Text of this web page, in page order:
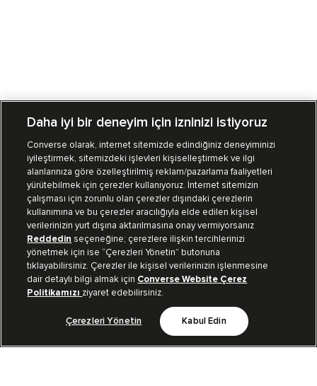
Mağazalarımız Sipariş Takibi
Müşteri İlişkileri
Koleksiyon
Kurumsal
Bizi Takip Et
Daha iyi bir deneyim için izninizi istiyoruz
Converse olarak, internet sitemizde edindiğiniz deneyiminizi
iyileştirmek, sitemizdeki işlevleri kişiselleştirmek ve ilgi
alanlarınıza göre özelleştirilmiş reklam/pazarlama faaliyetleri
yürütebilmek için çerezler kullanıyoruz. İnternet sitemizin
çalışması için zorunlu olan çerezler dışındaki çerezlerin
kullanımına ve bu çerezler aracılığıyla elde edilen kişisel
verilerinizin yurt dışına aktarılmasına onay vermiyorsanız
Reddedin seçeneğine; çerezlere ilişkin tercihlerinizi
yönetmek için ise “Çerezleri Yönetin” butonuna
tıklayabilirsiniz. Çerezler ile kişisel verilerinizin işlenmesine
dair detaylı bilgi almak için Converse Website Çerez
Politikamızı ziyaret edebilirsiniz.
Çerezleri Yönetin Kabul Edin